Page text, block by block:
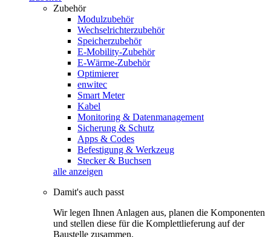
Zubehör
Modulzubehör
Wechselrichterzubehör
Speicherzubehör
E-Mobility-Zubehör
E-Wärme-Zubehör
Optimierer
enwitec
Smart Meter
Kabel
Monitoring & Datenmanagement
Sicherung & Schutz
Apps & Codes
Befestigung & Werkzeug
Stecker & Buchsen
alle anzeigen
Damit's auch passt
Wir legen Ihnen Anlagen aus, planen die Komponenten
und stellen diese für die Komplettlieferung auf der
Baustelle zusammen.